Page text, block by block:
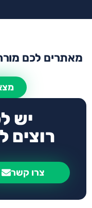
מאתרים לכם
יש
רוצים
צרו קשר